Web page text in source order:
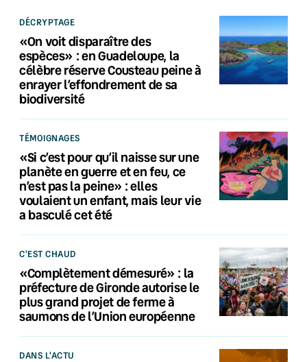
DÉCRYPTAGE
«On voit disparaître des
espèces» : en Guadeloupe, la
célèbre réserve Cousteau peine à
enrayer l’effondrement de sa
biodiversité
TÉMOIGNAGES
«Si c’est pour qu’il naisse sur une
planète en guerre et en feu, ce
n’est pas la peine» : elles
voulaient un enfant, mais leur vie
a basculé cet été
C'EST CHAUD
«Complètement démesuré» : la
préfecture de Gironde autorise le
plus grand projet de ferme à
saumons de l’Union européenne
DANS L'ACTU